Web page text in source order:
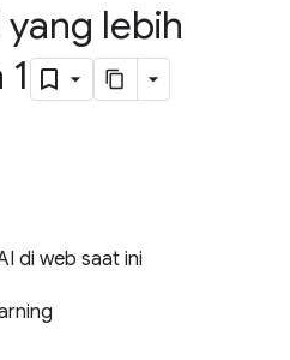
lebih
di web saat ini